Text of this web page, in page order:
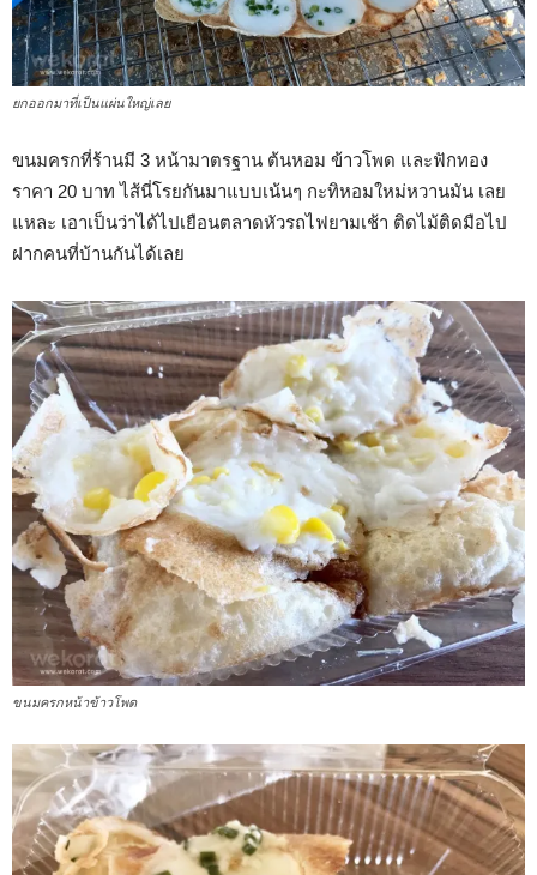
ยกออกมาที่เป็นแผ่นใหญ่เลย
ขนมครกที่ร้านมี 3 หน้ามาตรฐาน ต้นหอม ข้าวโพด และฟักทอง
ราคา 20 บาท ไส้นี่โรยกันมาแบบเน้นๆ กะทิหอมใหม่หวานมัน เลย
แหละ เอาเป็นว่าได้ไปเยือนตลาดหัวรถไฟยามเช้า ติดไม้ติดมือไป
ฝากคนที่บ้านกันได้เลย
ขนมครกหน้าข้าวโพด